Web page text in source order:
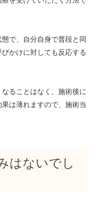
で、⾃分⾃⾝で普段と同
かけに対しても反応する
ることはなく、施術後に
は薄れますので、施術当
はないでし